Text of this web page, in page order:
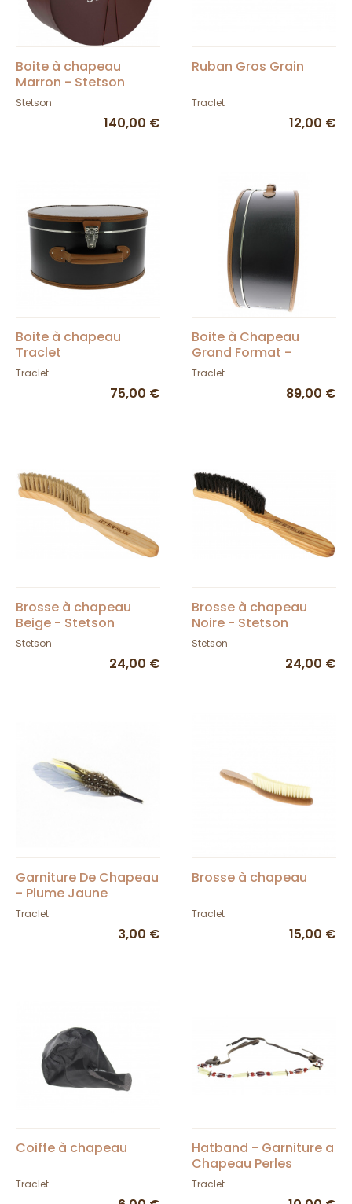
Boite à chapeau
Marron - Stetson
Stetson
140,00 €
Ruban Gros Grain
Traclet
12,00 €
Boite à chapeau
Traclet
Traclet
75,00 €
Boite à Chapeau
Grand Format -
Traclet
Traclet
89,00 €
Brosse à chapeau
Beige - Stetson
Stetson
24,00 €
Brosse à chapeau
Noire - Stetson
Stetson
24,00 €
Garniture De Chapeau
- Plume Jaune
Traclet
3,00 €
Brosse à chapeau
Traclet
15,00 €
Coiffe à chapeau
Traclet
Hatband - Garniture a
Chapeau Perles
Rouges
Traclet